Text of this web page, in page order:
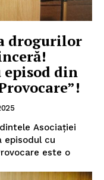
drogurilor
episod din
Asociației
este o